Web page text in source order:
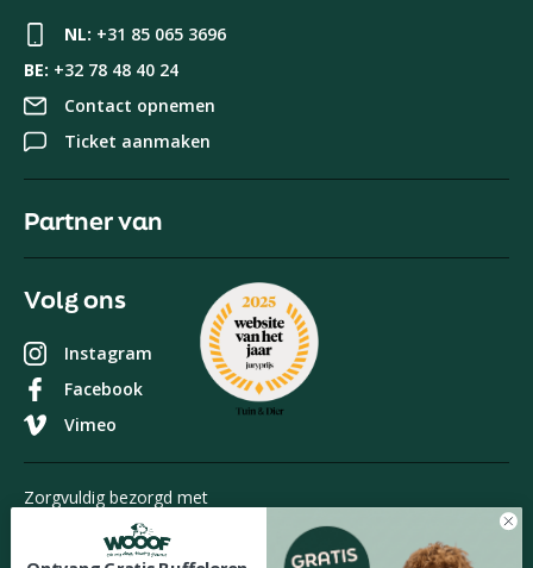
Volg ons
Instagram
Facebook
Vimeo
NL: +31 85 065 3696
BE: +32 78 48 40 24
Contact opnemen
Ticket aanmaken
Partner van
Zorgvuldig bezorgd met